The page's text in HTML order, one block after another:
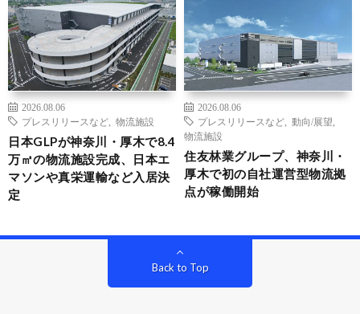
2026.08.06
プレスリリースなど
物流施設
日本GLPが神奈川・厚木で8.4
万㎡の物流施設完成、日本エ
マソンや真栄運輸など入居決
定
2026.08.06
プレスリリースなど
動向/展望
物流施設
住友林業グループ、神奈川・
厚木で初の自社運営型物流拠
点が稼働開始
Back to Top